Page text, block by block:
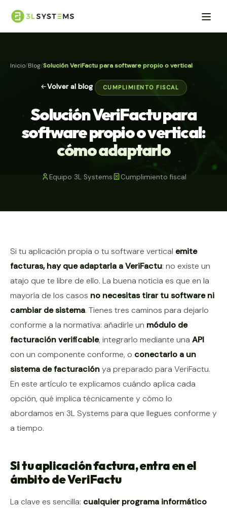
Inicio Blog Solución VeriFactu para software propio o vertical
Volver al blog CUMPLIMIENTO FISCAL
Solución VeriFactu para
software propio o vertical:
cómo adaptarlo
Equipo 3L Systems Cumplimiento fiscal
Contenido del artículo
Si tu aplicación propia o tu software vertical emite
facturas, hay que adaptarla a VeriFactu: no existe un
atajo que te libre de ello. La buena noticia es que en la
mayoría de los casos no necesitas tirar tu software ni
cambiar de sistema. Tienes tres caminos para dejarlo
conforme a la normativa: añadirle un módulo de
facturación verificable, integrarlo mediante una API
con un componente conforme, o conectarlo a un
sistema de facturaciónya preparado para VeriFactu.
En este artículo te explicamos cuándo aplica cada
opción, qué implica técnicamente y cómo lo
abordamos en 3L Systems para que llegues conforme y
a tiempo.
Si tu aplicación factura, entra en el
ámbito de VeriFactu
La clave es sencilla: cualquier programa informático